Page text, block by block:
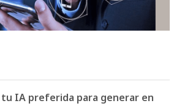
tu IA preferida para generar en